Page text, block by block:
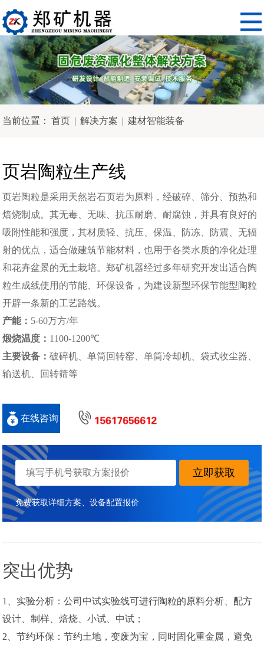
当前位置： 首页 | 解决方案 | 建材智能装备
页岩陶粒生产线
页岩陶粒是采用天然岩石页岩为原料，经破碎、筛分、预热和
焙烧制成。其无毒、无味、抗压耐磨、耐腐蚀，并具有良好的
吸附性能和强度，其材质轻、抗压、保温、防冻、防震、无辐
射的优点，适合做建筑节能材料，也用于各类水质的净化处理
和花卉盆景的无土栽培。郑矿机器经过多年研究开发出适合陶
粒生成线使用的节能、环保设备，为建设新型环保节能型陶粒
开辟一条新的工艺路线。
产能： 5-60万方/年
煅烧温度： 1100-1200℃
主要设备：破碎机、单筒回转窑、单筒冷却机、袋式收尘器、
输送机、回转筛等
在线咨询
立即获取
免费获取详细方案、设备配置报价
突出优势
1、实验分析：公司中试实验线可进行陶粒的原料分析、配方
设计、制样、焙烧、小试、中试；
2、节约环保：节约土地，变废为宝，同时固化重金属，避免